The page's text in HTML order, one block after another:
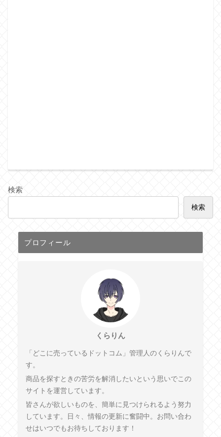
検索
検索
プロフィール
くらりん
「どこに売っているドットコム」管理人のくらりんで
す。
商品を探すときの苦労を解消したいという思いでこの
サイトを運営しています。
皆さんが欲しいものを、簡単に見つけられるよう努力
しています。日々、情報の更新に奮闘中。お問い合わ
せはいつでもお待ちしております！